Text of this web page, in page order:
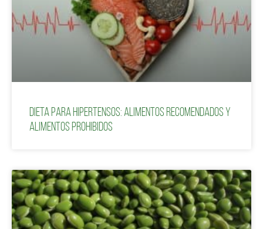
Dieta para hipertensos: alimentos recomendados y
alimentos prohibidos